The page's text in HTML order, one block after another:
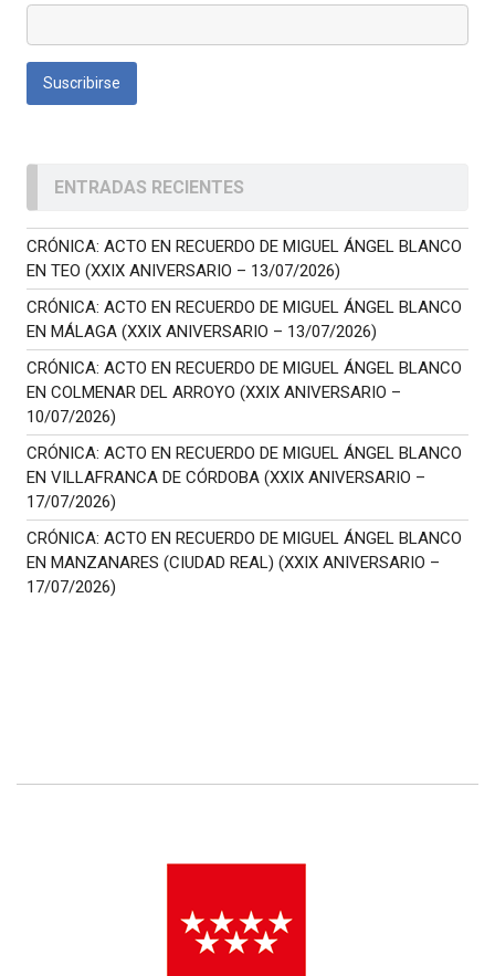
ENTRADAS RECIENTES
CRÓNICA: ACTO EN RECUERDO DE MIGUEL ÁNGEL BLANCO
EN TEO (XXIX ANIVERSARIO – 13/07/2026)
CRÓNICA: ACTO EN RECUERDO DE MIGUEL ÁNGEL BLANCO
EN MÁLAGA (XXIX ANIVERSARIO – 13/07/2026)
CRÓNICA: ACTO EN RECUERDO DE MIGUEL ÁNGEL BLANCO
EN COLMENAR DEL ARROYO (XXIX ANIVERSARIO –
10/07/2026)
CRÓNICA: ACTO EN RECUERDO DE MIGUEL ÁNGEL BLANCO
EN VILLAFRANCA DE CÓRDOBA (XXIX ANIVERSARIO –
17/07/2026)
CRÓNICA: ACTO EN RECUERDO DE MIGUEL ÁNGEL BLANCO
EN MANZANARES (CIUDAD REAL) (XXIX ANIVERSARIO –
17/07/2026)